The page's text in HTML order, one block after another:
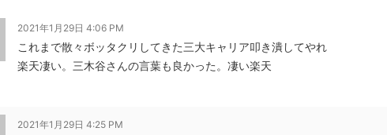
2021年1月29日 4:06 PM
これまで散々ボッタクリしてきた三大キャリア叩き潰してやれ
楽天凄い。三木谷さんの言葉も良かった。凄い楽天
2021年1月29日 4:25 PM